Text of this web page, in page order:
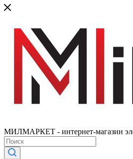
МИЛМАРКЕТ - интернет-магазин